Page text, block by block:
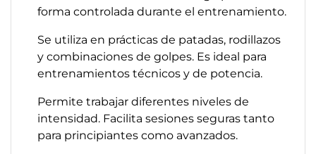
forma controlada durante el entrenamiento.
Se utiliza en prácticas de patadas, rodillazos
y combinaciones de golpes. Es ideal para
entrenamientos técnicos y de potencia.
Permite trabajar diferentes niveles de
intensidad. Facilita sesiones seguras tanto
para principiantes como avanzados.